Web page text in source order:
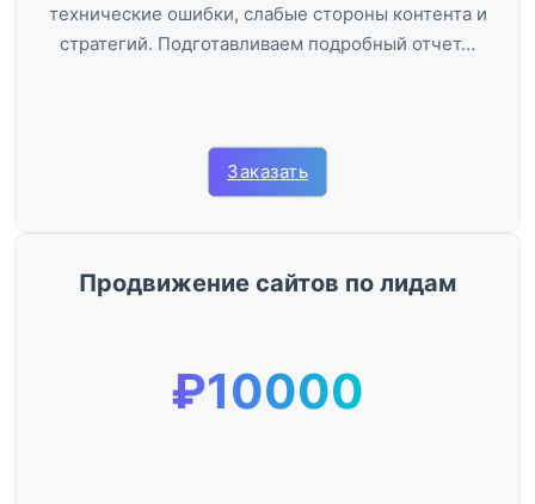
технические ошибки, слабые стороны контента и
стратегий. Подготавливаем подробный отчет…
Заказать
Продвижение сайтов по лидам
₽10000